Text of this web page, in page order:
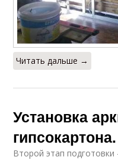
Читать дальше →
Установка
Второй этап подготовки